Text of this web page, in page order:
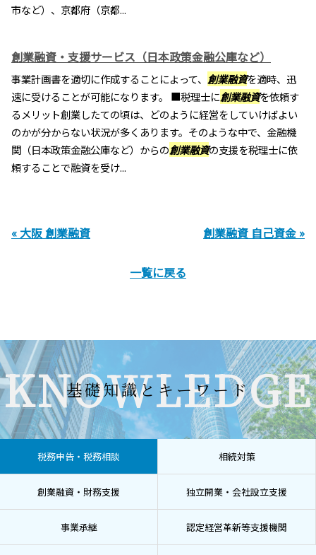
市など）、京都府（京都...
創業融資・支援サービス（日本政策金融公庫など）
事業計画書を適切に作成することによって、 創業融資を適時、迅
速に受けることが可能になります。 ■税理士に創業融資を依頼す
るメリット創業したての頃は、どのように経営をしていけばよい
のかが分からない状況が多くあります。そのような中で、金融機
関（日本政策金融公庫など）からの創業融資の支援を税理士に依
頼することで融資を受け...
« 大阪 創業融資 創業融資 自己資金 »
一覧に戻る
KNOWLEDGE
基礎知識とキーワード
税務申告・税務相談 相続対策
創業融資・財務支援 独立開業・会社設立支援
事業承継 認定経営革新等支援機関